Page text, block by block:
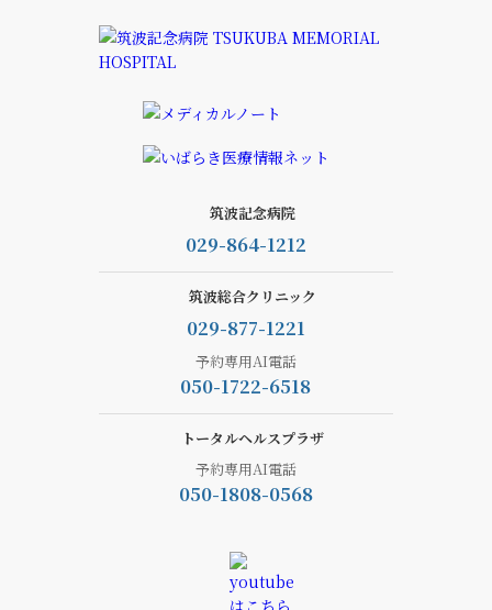
筑波記念病院
029-864-1212
筑波総合クリニック
029-877-1221
予約専用AI電話
050-1722-6518
トータルヘルスプラザ
予約専用AI電話
050-1808-0568